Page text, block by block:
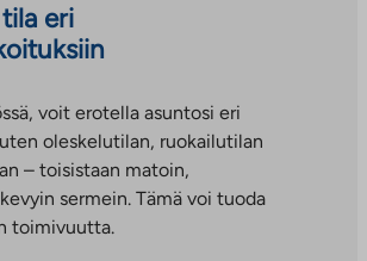
eri
voit erotella asuntosi eri
oleskelutilan, ruokailutilan
– toisistaan matoin,
sermein. Tämä voi tuoda
toimivuutta.